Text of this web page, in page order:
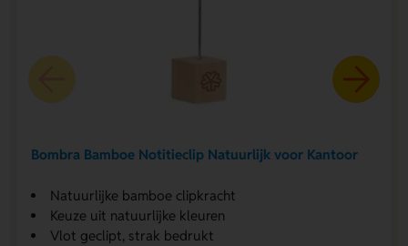
Bombra Bamboe Notitieclip Natuurlijk voor Kantoor
Natuurlijke bamboe clipkracht
Keuze uit natuurlijke kleuren
Vlot geclipt, strak bedrukt